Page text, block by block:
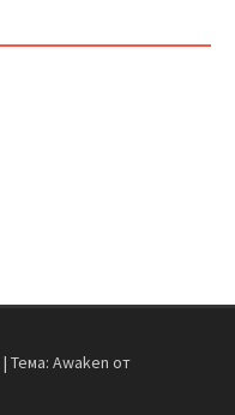
| Тема: Awaken от